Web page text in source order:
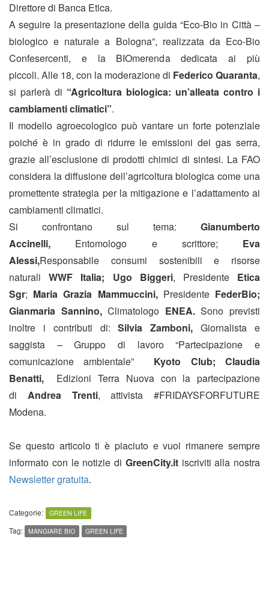
Direttore di Banca Etica.
A seguire la presentazione della guida “Eco-Bio in Città –
biologico e naturale a Bologna”, realizzata da Eco-Bio
Confesercenti, e la BIOmerenda dedicata ai più
piccoli. Alle 18, con la moderazione di Federico Quaranta,
si parlerà di “Agricoltura biologica: un’alleata contro i
cambiamenti climatici”.
Il modello agroecologico può vantare un forte potenziale
poiché è in grado di ridurre le emissioni dei gas serra,
grazie all’esclusione di prodotti chimici di sintesi. La FAO
considera la diffusione dell’agricoltura biologica come una
promettente strategia per la mitigazione e l’adattamento ai
cambiamenti climatici.
Si confrontano sul tema:
Gianumberto
Accinelli,
Entomologo e scrittore;
Eva
Alessi,Responsabile consumi sostenibili e risorse
naturaliWWF Italia; Ugo Biggeri, Presidente Etica
Sgr; Maria Grazia Mammuccini, Presidente FederBio;
Gianmaria Sannino, Climatologo ENEA.Sono previsti
inoltre i contributi di: Silvia Zamboni, Giornalista e
saggista – Gruppo di lavoro “Partecipazione e
comunicazione ambientale” Kyoto Club; Claudia
Benatti,
Edizioni Terra Nuova con la partecipazione
di Andrea Trenti, attivista #FRIDAYSFORFUTURE
Modena.
Se questo articolo ti è piaciuto e vuoi rimanere sempre
informato con le notizie di GreenCity.itiscriviti alla nostra
Newsletter gratuita.
Categorie: GREEN LIFE
Tag: MANGIARE BIO GREEN LIFE